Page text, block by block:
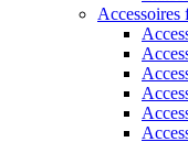
Accessoires